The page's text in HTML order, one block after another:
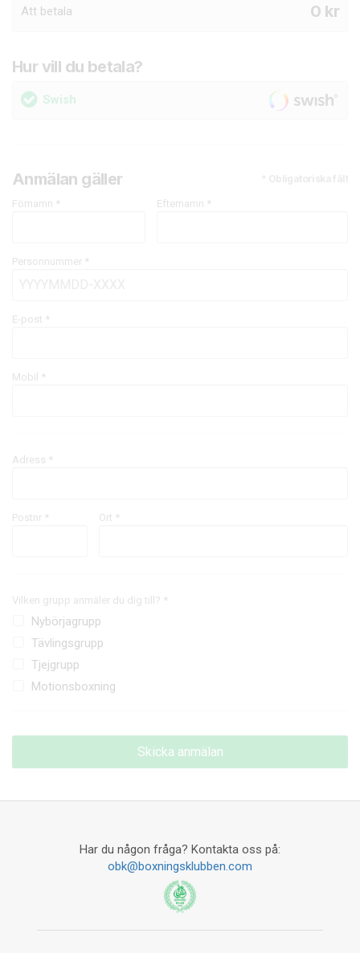
Att betala 0 kr
Hur vill du betala?
Swish
Anmälan gäller
Förnamn * Efternamn *
Personnummer *
E-post *
Mobil *
Adress *
Postnr * Ort *
Vilken grupp anmäler du dig till? *
Nybörjagrupp
Tävlingsgrupp
Tjejgrupp
Motionsboxning
Har du någon fråga? Kontakta oss på:
obk@boxningsklubben.com